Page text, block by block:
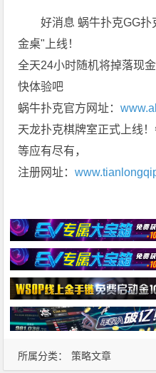
好消息 蜗牛扑克GG扑
金桌"上线！
全天24小时随机将掉落现
快体验吧
蜗牛扑克官方网址：
天龙扑克棋牌室正式上线
等应有尽有，
注册网址：
所属分类： 策略文章